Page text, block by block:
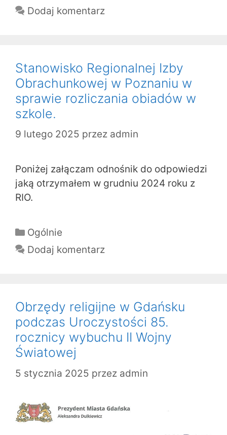
Dodaj komentarz
Stanowisko Regionalnej Izby
Obrachunkowej w Poznaniu w
sprawie rozliczania obiadów w
szkole.
9 lutego 2025 przez admin
Poniżej załączam odnośnik do odpowiedzi
jaką otrzymałem w grudniu 2024 roku z
RIO.
Kategorie
Ogólnie
Dodaj komentarz
Obrzędy religijne w Gdańsku
podczas Uroczystości 85.
rocznicy wybuchu II Wojny
Światowej
5 stycznia 2025 przez admin